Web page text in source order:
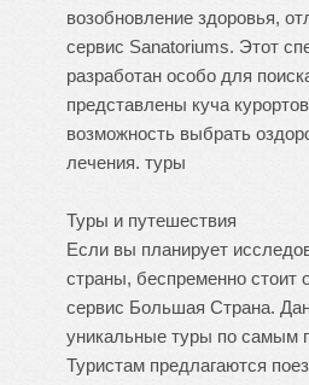
возобновление здоровья,
сервис Sanatoriums. Этот
разработан особо для
представлены куча
возможность выбрать
лечения. туры
Туры и путешествия
Если вы планирует
страны, беспременно стоит
сервис Большая Страна.
уникальные туры по самым
Туристам предлагаются